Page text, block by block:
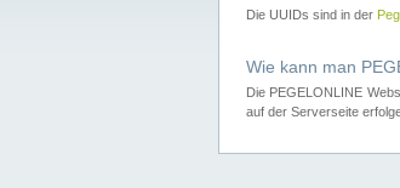
Die UUIDs sind in der
Wie kann man
Die PEGELONLINE
auf der Serverseite